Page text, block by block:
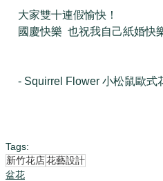
大家雙十連假愉快！
國慶快樂  也祝我自己紙婚快
- Squirrel Flower 小松鼠歐式
Tags:
新竹花店花藝設計
盆花